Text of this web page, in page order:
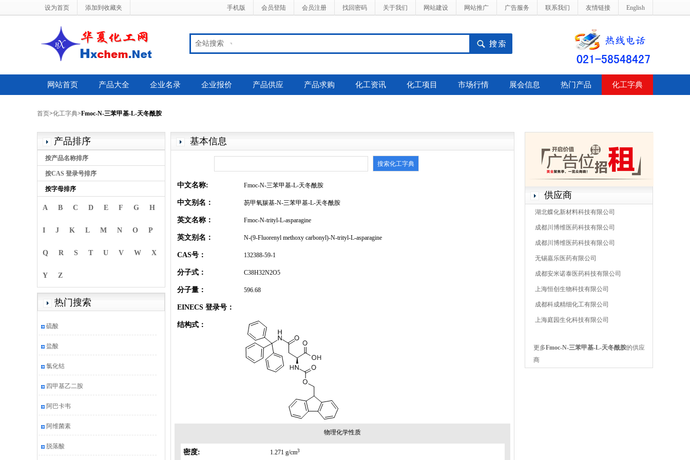
设为首页 添加到收藏夹 手机版 会员登陆 会员注册 找回密码 关于我们 网站建设 网站推广 广告服务 联系我们 友情链接 English
全站搜索
网站首页 产品大全 企业名录 企业报价 产品供应 产品求购 化工资讯 化工项目 市场行情 展会信息 热门产品 化工字典
首页>化工字典>Fmoc-N-三苯甲基-L-天冬酰胺
产品排序
按产品名称排序
按CAS 登录号排序
按字母排序
A B C D E F G H
I J K L M N O P
Q R S T U V W X
Y Z
热门搜索
硫酸
盐酸
氯化钴
四甲基乙二胺
阿巴卡韦
阿维菌素
脱落酸
基本信息
中文名称: Fmoc-N-三苯甲基-L-天冬酰胺
中文别名： 芴甲氧羰基-N-三苯甲基-L-天冬酰胺
英文名称： Fmoc-N-trityl-L-asparagine
英文别名： N-(9-Fluorenyl methoxy carbonyl)-N-trityl-L-asparagine
CAS号： 132388-59-1
分子式： C38H32N2O5
分子量： 596.68
EINECS 登录号：
结构式：
物理化学性质
密度: 1.271 g/cm3
供应商
湖北蝶化新材料科技有限公司
成都川博维医药科技有限公司
成都川博维医药科技有限公司
无锡嘉乐医药有限公司
成都安米诺泰医药科技有限公司
上海恒创生物科技有限公司
成都科成精细化工有限公司
上海庭园生化科技有限公司
更多Fmoc-N-三苯甲基-L-天冬酰胺的供应
商